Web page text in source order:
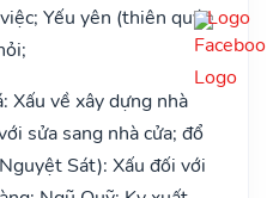
Yếu yên (thiên quý):
Xấu về xây dựng nhà
sửa sang nhà cửa; đổ
Sát): Xấu đối với